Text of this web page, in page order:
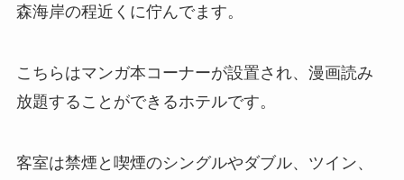
森海岸の程近くに佇んでます。
こちらはマンガ本コーナーが設置され、漫画読み
放題することができるホテルです。
客室は禁煙と喫煙のシングルやダブル、ツイン、